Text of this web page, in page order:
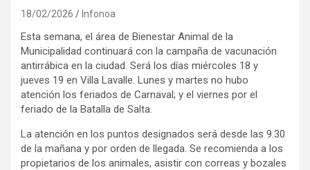
18/02/2026 Infonoa
Esta semana, el área de Bienestar Animal de la
Municipalidad continuará con la campaña de vacunación
antirrábica en la ciudad. Será los días miércoles 18 y
jueves 19 en Villa Lavalle. Lunes y martes no hubo
atención los feriados de Carnaval; y el viernes por el
feriado de la Batalla de Salta.
La atención en los puntos designados será desde las 9.30
de la mañana y por orden de llegada. Se recomienda a los
propietarios de los animales, asistir con correas y bozales